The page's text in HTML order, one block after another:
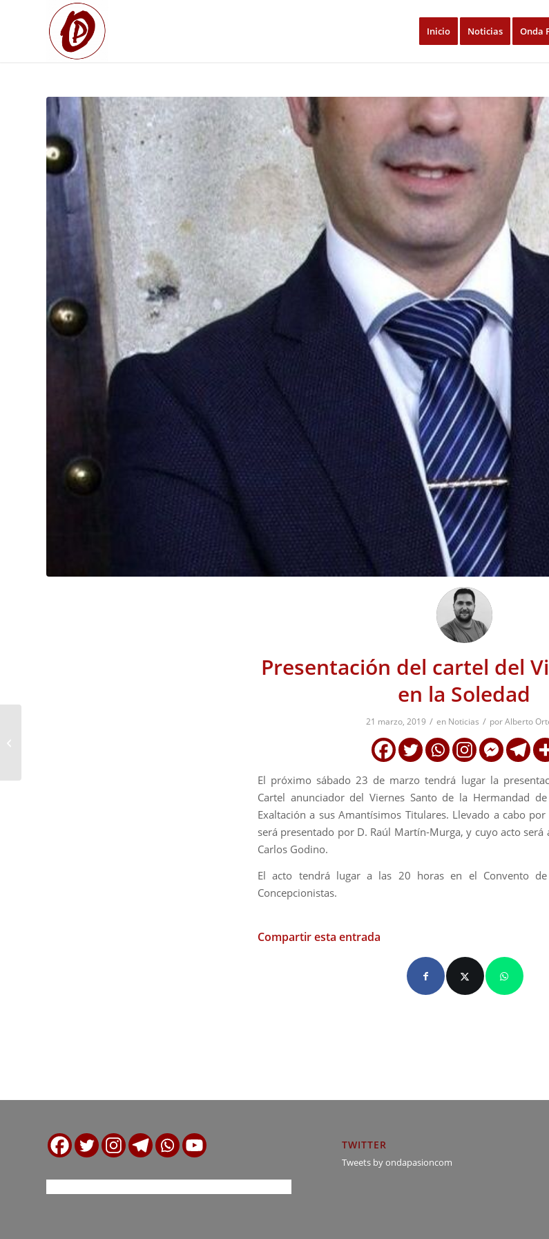
Inicio Noticias Onda
Presentación del cartel del
en la Soledad
21 marzo, 2019 / en Noticias / porAlberto
El próximo sábado 23 de marzo tendrá lugar la
Cartel anunciador del Viernes Santo de la Hermandad
Exaltación a sus Amantísimos Titulares. Llevado a cabo por
será presentado por D. Raúl Martín-Murga, y cuyo acto
Carlos Godino.
El acto tendrá lugar a las 20 horas en el Convento de
Concepcionistas.
Compartir esta entrada
TWITTER
Tweets by ondapasioncom